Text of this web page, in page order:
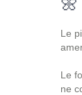
Le
Le
ne